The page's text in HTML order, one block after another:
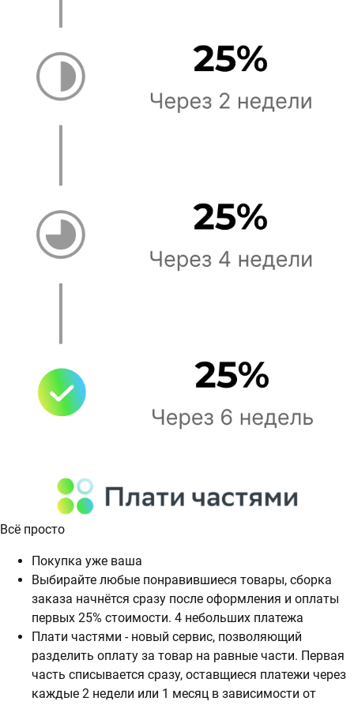
Всё просто
Покупка уже ваша
Выбирайте любые понравившиеся товары, сборка
заказа начнётся сразу после оформления и оплаты
первых 25% стоимости. 4 небольших платежа
Плати частями - новый сервис, позволяющий
разделить оплату за товар на равные части. Первая
часть списывается сразу, оставщиеся платежи через
каждые 2 недели или 1 месяц в зависимости от